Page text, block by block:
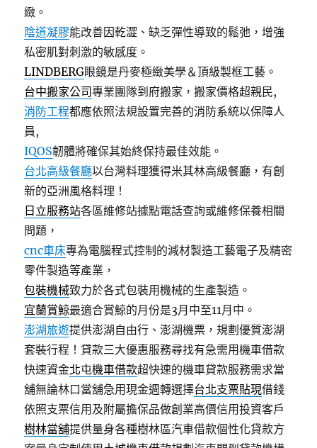
緻。
陰道凝膠能改善因乾澀、缺乏彈性導致的鬆弛，增強
私密肌對刺激的敏感度。
LINDBERG眼鏡是丹麥極緻美學＆頂級製框工藝。
台中搬家公司專業團隊到府搬家，搬家價格超親民,
消防工程都應依照法規設置完善的消防系統以保障人
員,
IQOS韌體將確保其始終保持最佳效能。
台北高級餐廳以台灣料理獲得米其林高級餐廳，有創
新的亞洲風格料理！
日立服務站各區維修站據點電話查詢或維修保養相關
問題，
cnc車床專為電腦程式控制的減材製造工藝電子及精密
零件製造等產業，
包裝機械致力於各式包裝用機械的生產製造。
宜蘭賞鯨最適合賞鯨的月份是3月中至11月中。
澎湖旅遊提供澎湖自由行、澎湖機票，規劃優質澎湖
套裝行程！貸款三大優惠服務尋找有急需用機車借款
快速資金北屯機車借款超快速的機車貸款服務需求當
舖無論林口當舖急用現金週轉選擇台北支票貼現借錢
依照支票信用及附屬擔保品做創業高價信用投資客戶
樹林當舖提供量身各種樹林區汽車借款個性化貸款方